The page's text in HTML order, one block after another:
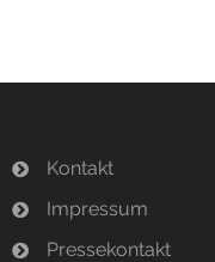
Kontakt
Impressum
Pressekontakt